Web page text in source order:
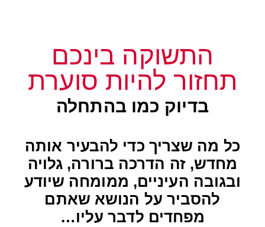
התשוקה בינכם
תחזור להיות סוערת
בדיוק כמו בהתחלה
כל מה שצריך כדי להבעיר אותה
מחדש, זה הדרכה ברורה, גלויה
ובגובה העיניים, ממומחה שיודע
להסביר על הנושא שאתם
מפחדים לדבר עליו…